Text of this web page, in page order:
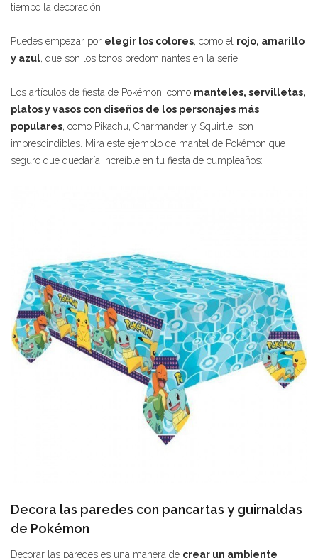
tiempo la decoración.
Puedes empezar por elegir los colores, como el rojo, amarillo
y azul, que son los tonos predominantes en la serie.
Los artículos de fiesta de Pokémon, como manteles, servilletas,
platos y vasos con diseños de los personajes más
populares, como Pikachu, Charmander y Squirtle, son
imprescindibles. Mira este ejemplo de mantel de Pokémon que
seguro que quedaría increíble en tu fiesta de cumpleaños:
Decora las paredes con pancartas y guirnaldas
de Pokémon
Decorar las paredes es una manera de crear un ambiente